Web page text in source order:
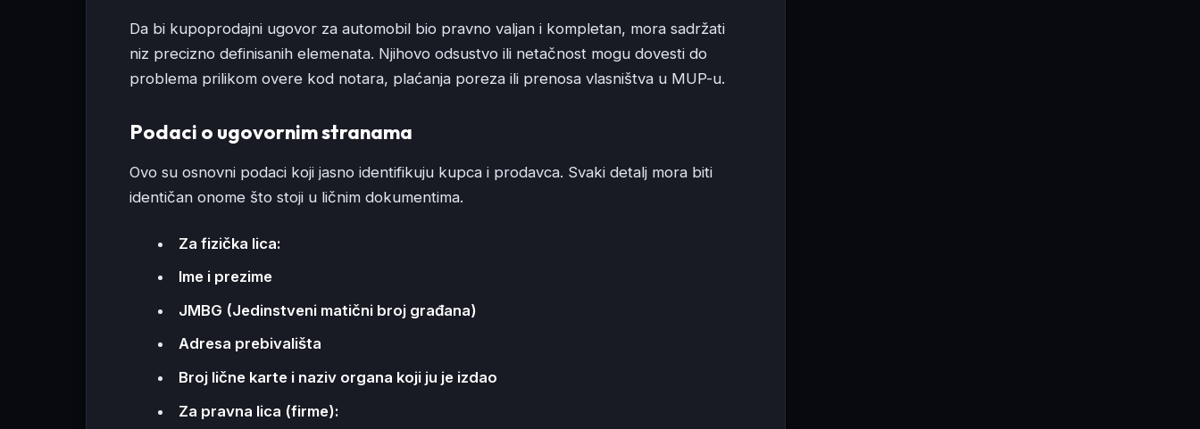
Da bi kupoprodajni ugovor za automobil bio pravno valjan i kompletan, mora sadržati
niz precizno definisanih elemenata. Njihovo odsustvo ili netačnost mogu dovesti do
problema prilikom overe kod notara, plaćanja poreza ili prenosa vlasništva u MUP-u.
Podaci o ugovornim stranama
Ovo su osnovni podaci koji jasno identifikuju kupca i prodavca. Svaki detalj mora biti
identičan onome što stoji u ličnim dokumentima.
Za fizička lica:
Ime i prezime
JMBG (Jedinstveni matični broj građana)
Adresa prebivališta
Broj lične karte i naziv organa koji ju je izdao
Za pravna lica (firme):